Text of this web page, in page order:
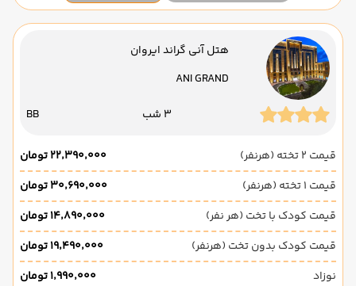
هتل آنی گراند ایروان
ANI GRAND
3 شب BB
قیمت 2 تخته (هرنفر)
۲۲٬۳۹۰٬۰۰۰ تومان
قیمت 1 تخته (هرنفر)
۳۰٬۶۹۰٬۰۰۰ تومان
قیمت کودک با تخت (هر نفر)
۱۴٬۸۹۰٬۰۰۰ تومان
قیمت کودک بدون تخت (هرنفر)
۱۹٬۴۹۰٬۰۰۰ تومان
نوزاد
۱٬۹۹۰٬۰۰۰ تومان